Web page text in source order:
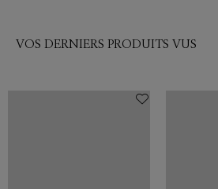
VOS DERNIERS PRODUITS VUS